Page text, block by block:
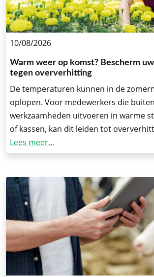
10/08/2026
Warm weer op komst? Bescherm
tegen oververhitting
De temperaturen kunnen in de
oplopen. Voor medewerkers die
werkzaamheden uitvoeren in warme
of kassen, kan dit leiden tot
Lees meer...